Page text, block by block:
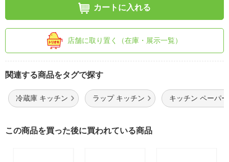
カートに入れる
店舗に取り置く（在庫・展示一覧）
関連する商品をタグで探す
冷蔵庫 キッチン ラップ キッチン キッチン ペーパ
この商品を買った後に買われている商品